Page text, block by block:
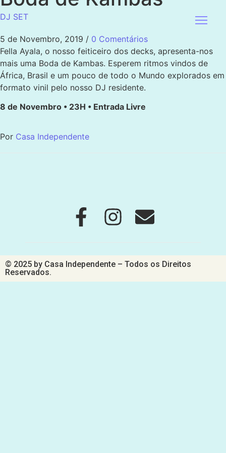
DJ SET
5 de Novembro, 2019 / 0 Comentários
Fella Ayala, o nosso feiticeiro dos decks, apresenta-nos
mais uma Boda de Kambas. Esperem ritmos vindos de
África, Brasil e um pouco de todo o Mundo explorados em
formato vinil pelo nosso DJ residente.
8 de Novembro • 23H • Entrada Livre
Por Casa Independente
© 2025 by Casa Independente – Todos os Direitos
Reservados.